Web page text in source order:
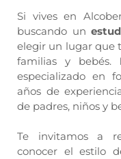
Si vives en
buscando un
elegir un lugar que
familias y bebés.
especializado en
años de
de padres, niños y
Te invitamos a
conocer el estilo